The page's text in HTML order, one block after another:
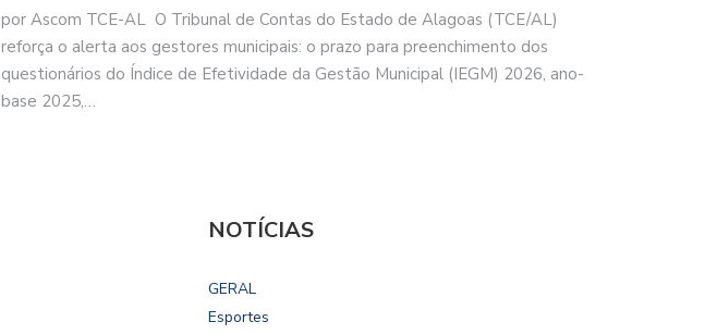
por Ascom TCE-AL O Tribunal de Contas do Estado de Alagoas (TCE/AL)
reforça o alerta aos gestores municipais: o prazo para preenchimento dos
questionários do Índice de Efetividade da Gestão Municipal (IEGM) 2026, ano-
base 2025,…
NOTÍCIAS
GERAL
Esportes